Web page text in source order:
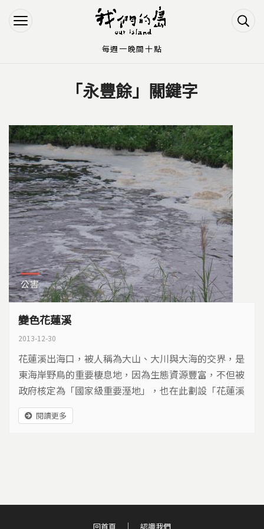
Jump to Navigation
Jump to Main content
「永豐餘」關鍵字
公害
變色花蓮溪
2013-12-30
花蓮溪出海口，被人稱為大山、大川與大海的交界，是
東海岸野鳥的重要棲息地，因為生態資源豐富，不但被
政府核定為「國家級重要溼地」，也在此劃設「花蓮溪
口自然生態保護區」。但是緊鄰保護區的中華紙漿廠，
長達四十五年不斷排放污水，流經保安林地、流到花蓮
閱讀更多
回首頁 認識我們
每週一晚間十點